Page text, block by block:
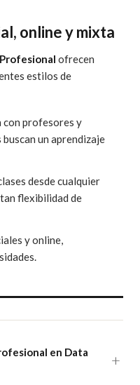
online y mixta
ofrecen
estilos de
profesores y
un aprendizaje
desde cualquier
flexibilidad de
y online,
en Data